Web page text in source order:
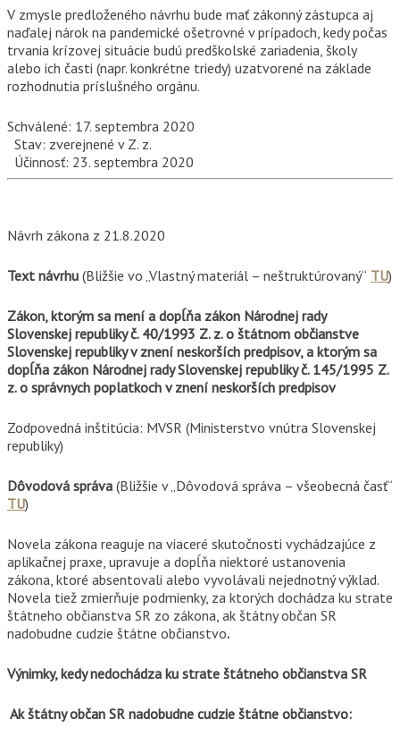
V zmysle predloženého návrhu bude mať zákonný zástupca aj
naďalej nárok na pandemické ošetrovné v prípadoch, kedy počas
trvania krízovej situácie budú predškolské zariadenia, školy
alebo ich časti (napr. konkrétne triedy) uzatvorené na základe
rozhodnutia príslušného orgánu.
Schválené: 17. septembra 2020
Stav: zverejnené v Z. z.
Účinnosť: 23. septembra 2020
Návrh zákona z 21.8.2020
Text návrhu (Bližšie vo „Vlastný materiál – neštruktúrovaný“ TU)
Zákon, ktorým sa mení a dopĺňa zákon Národnej rady
Slovenskej republiky č. 40/1993 Z. z. o štátnom občianstve
Slovenskej republiky v znení neskorších predpisov, a ktorým sa
dopĺňa zákon Národnej rady Slovenskej republiky č. 145/1995 Z.
z. o správnych poplatkoch v znení neskorších predpisov
Zodpovedná inštitúcia: MVSR (Ministerstvo vnútra Slovenskej
republiky)
Dôvodová správa (Bližšie v „Dôvodová správa – všeobecná časť“
TU)
Novela zákona reaguje na viaceré skutočnosti vychádzajúce z
aplikačnej praxe, upravuje a dopĺňa niektoré ustanovenia
zákona, ktoré absentovali alebo vyvolávali nejednotný výklad.
Novela tiež zmierňuje podmienky, za ktorých dochádza ku strate
štátneho občianstva SR zo zákona, ak štátny občan SR
nadobudne cudzie štátne občianstvo.
Výnimky, kedy nedochádza ku strate štátneho občianstva SR
Ak štátny občan SR nadobudne cudzie štátne občianstvo: